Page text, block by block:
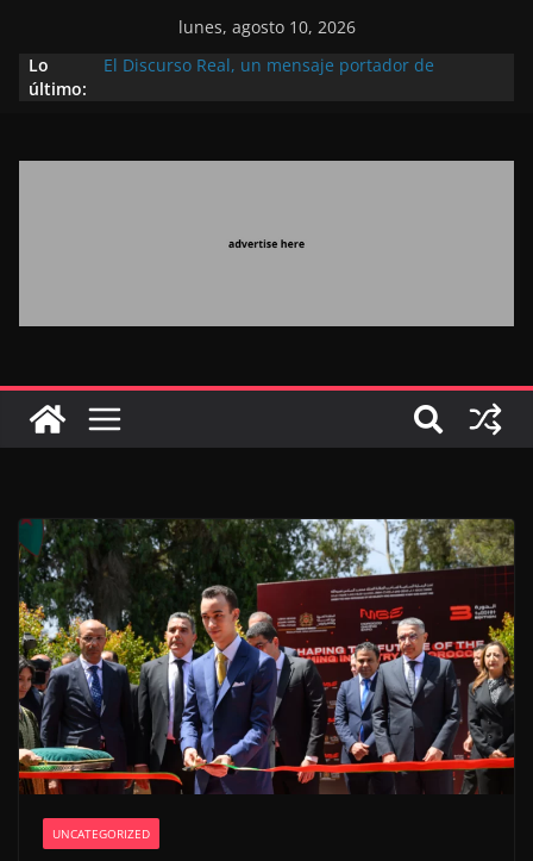
lunes, agosto 10, 2026
Lo
último:
El Discurso Real, un mensaje portador de
Extranjero: al servicio de los grandes proyectos de
Marruecos gracias a una visión estratégica
destinada a consolidar la posición de Marruecos
en una economía mundial competitiva (politólogo
marroquí-estadounidense)
UNCATEGORIZED